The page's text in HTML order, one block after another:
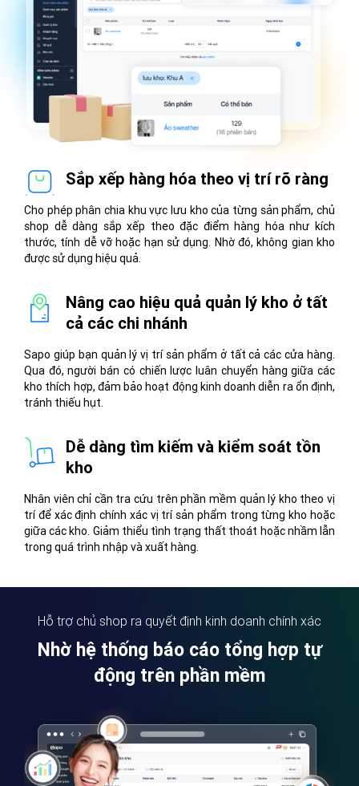
Sắp xếp hàng hóa theo vị trí rõ ràng
Cho phép phân chia khu vực lưu kho của từng sản phẩm, chủ
shop dễ dàng sắp xếp theo đặc điểm hàng hóa như kích
thước, tính dễ vỡ hoặc hạn sử dụng. Nhờ đó, không gian kho
được sử dụng hiệu quả.
Nâng cao hiệu quả quản lý kho ở tất
cả các chi nhánh
Sapo giúp bạn quản lý vị trí sản phẩm ở tất cả các cửa hàng.
Qua đó, người bán có chiến lược luân chuyển hàng giữa các
kho thích hợp, đảm bảo hoạt động kinh doanh diễn ra ổn định,
tránh thiếu hụt.
Dễ dàng tìm kiếm và kiểm soát tồn
kho
Nhân viên chỉ cần tra cứu trên phần mềm quản lý kho theo vị
trí để xác định chính xác vị trí sản phẩm trong từng kho hoặc
giữa các kho. Giảm thiểu tình trạng thất thoát hoặc nhầm lẫn
trong quá trình nhập và xuất hàng.
Hỗ trợ chủ shop ra quyết định kinh doanh chính xác
Nhờ hệ thống báo cáo tổng hợp tự
động trên phần mềm